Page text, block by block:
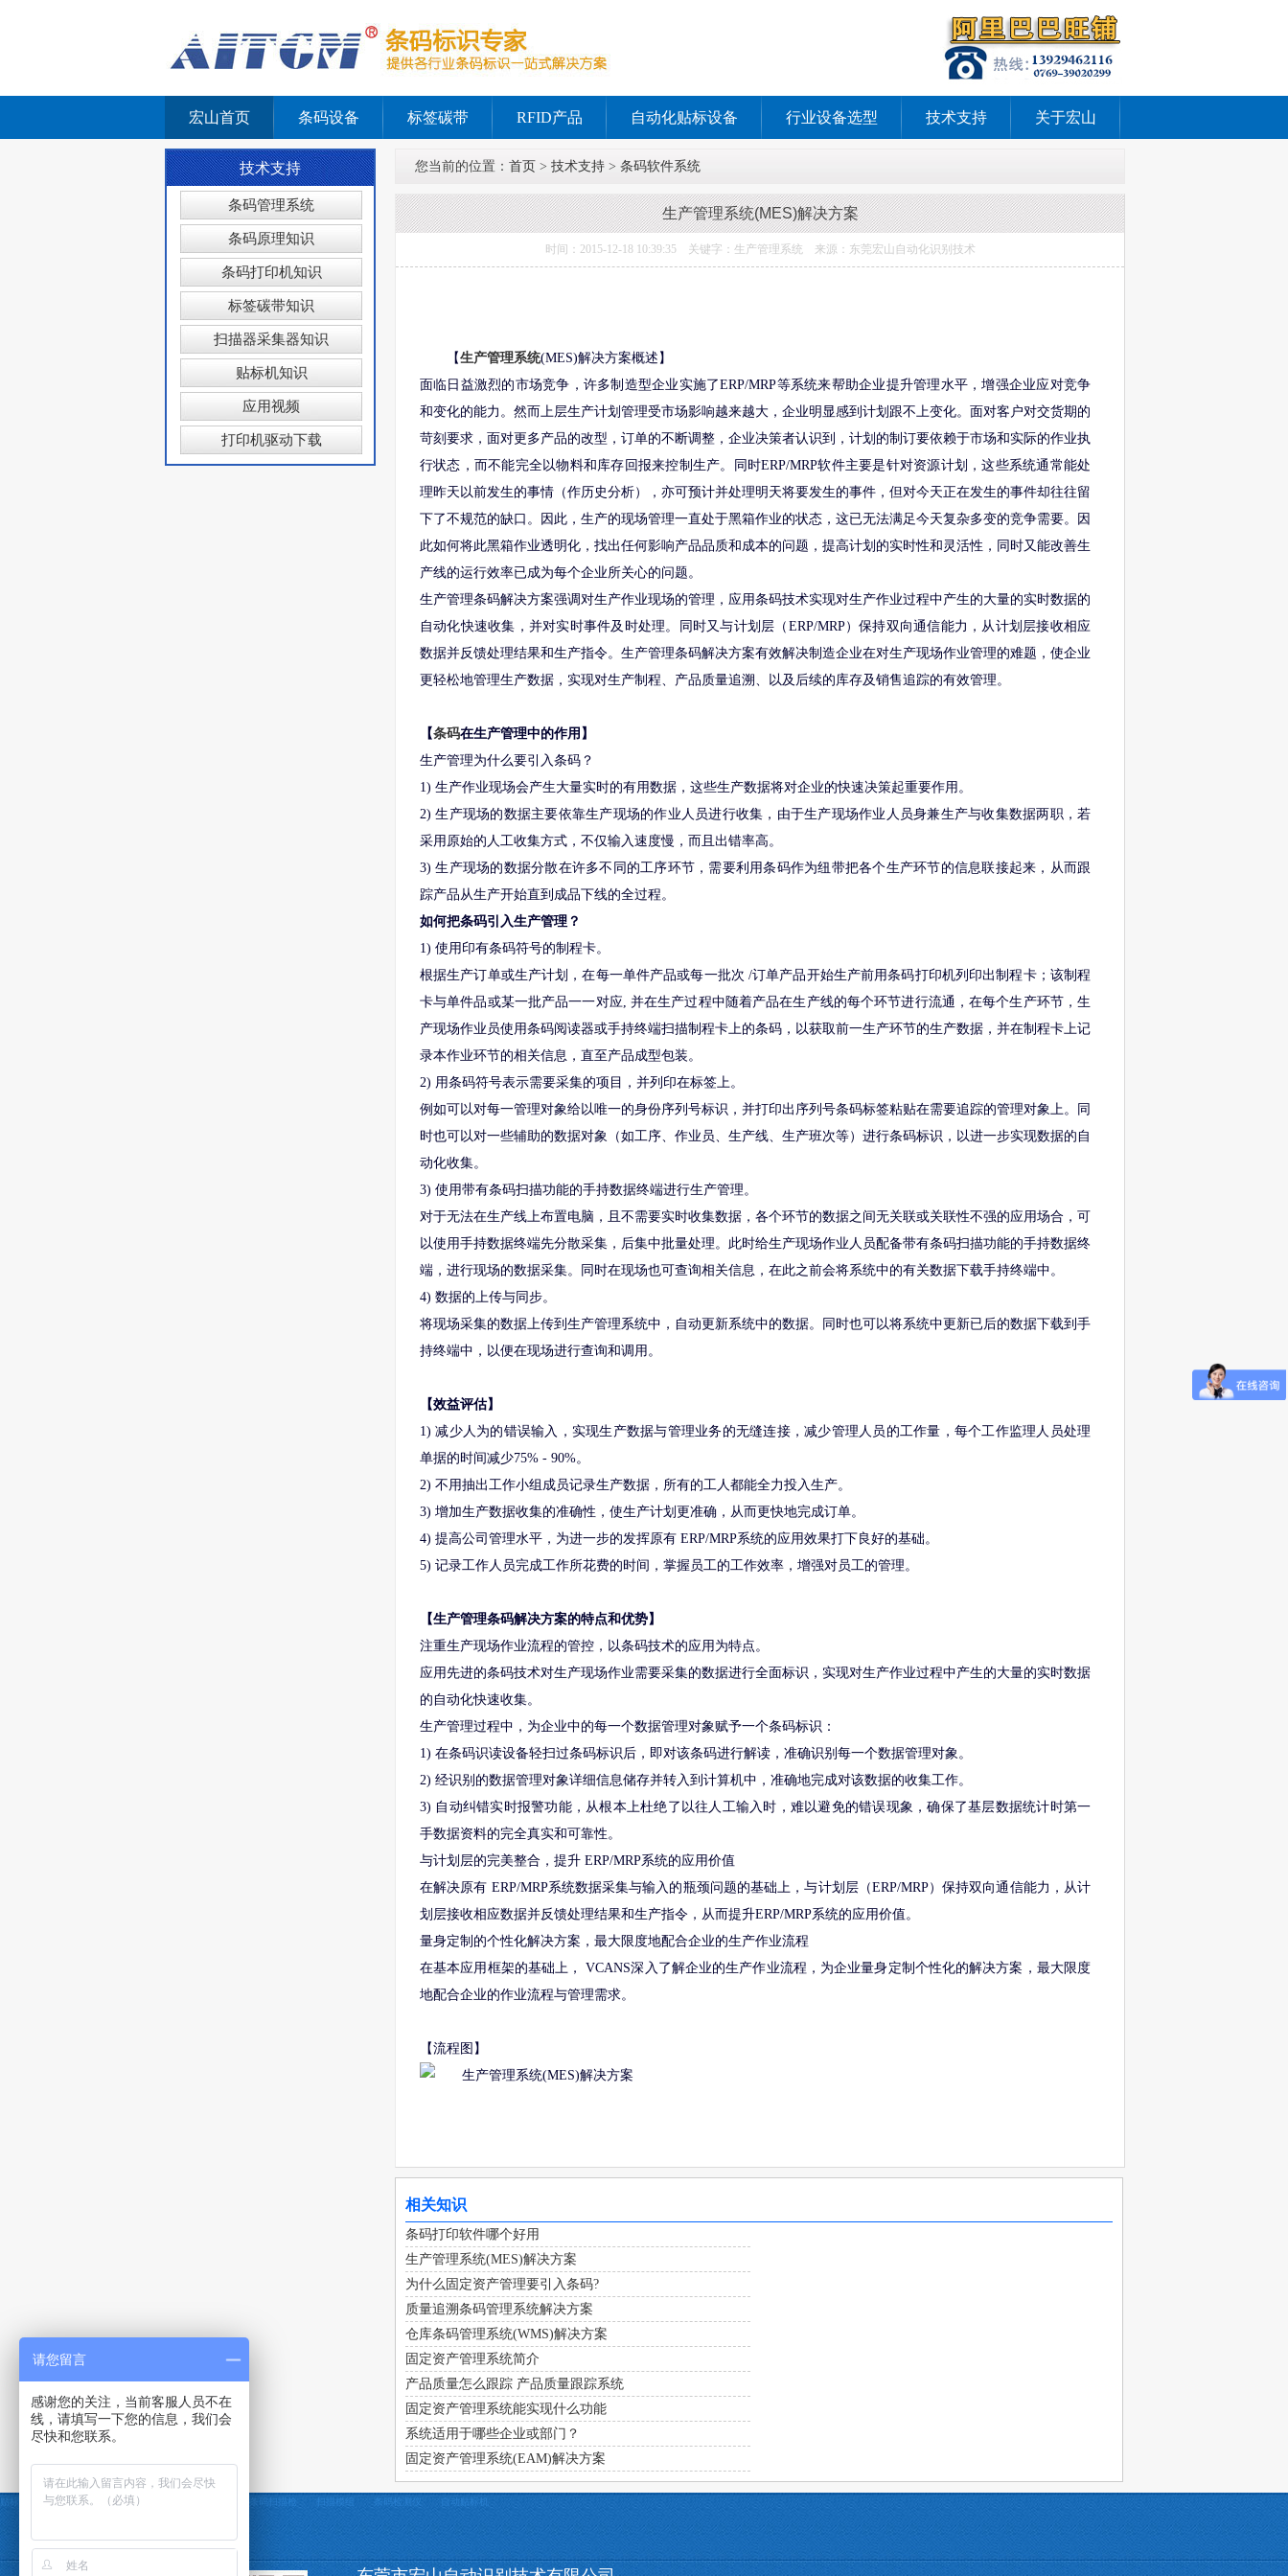
宏山首页 条码设备 标签碳带 RFID产品 自动化贴标设备 行业设备选型 技术支持 关于宏山
技术支持
条码管理系统
条码原理知识
条码打印机知识
标签碳带知识
扫描器采集器知识
贴标机知识
应用视频
打印机驱动下载
您当前的位置： 首页 > 技术支持 > 条码软件系统
生产管理系统(MES)解决方案
时间：2015-12-18 10:39:35 关键字：生产管理系统 来源：东莞宏山自动化识别技术
【生产管理系统(MES)解决方案概述】
面临日益激烈的市场竞争，许多制造型企业实施了ERP/MRP等系统来帮助企业提升管理水平，增强企业应对竞争
和变化的能力。然而上层生产计划管理受市场影响越来越大，企业明显感到计划跟不上变化。面对客户对交货期的
苛刻要求，面对更多产品的改型，订单的不断调整，企业决策者认识到，计划的制订要依赖于市场和实际的作业执
行状态，而不能完全以物料和库存回报来控制生产。同时ERP/MRP软件主要是针对资源计划，这些系统通常能处
理昨天以前发生的事情（作历史分析），亦可预计并处理明天将要发生的事件，但对今天正在发生的事件却往往留
下了不规范的缺口。因此，生产的现场管理一直处于黑箱作业的状态，这已无法满足今天复杂多变的竞争需要。因
此如何将此黑箱作业透明化，找出任何影响产品品质和成本的问题，提高计划的实时性和灵活性，同时又能改善生
产线的运行效率已成为每个企业所关心的问题。
生产管理条码解决方案强调对生产作业现场的管理，应用条码技术实现对生产作业过程中产生的大量的实时数据的
自动化快速收集，并对实时事件及时处理。同时又与计划层（ERP/MRP）保持双向通信能力，从计划层接收相应
数据并反馈处理结果和生产指令。生产管理条码解决方案有效解决制造企业在对生产现场作业管理的难题，使企业
更轻松地管理生产数据，实现对生产制程、产品质量追溯、以及后续的库存及销售追踪的有效管理。
【条码在生产管理中的作用】
生产管理为什么要引入条码？
1) 生产作业现场会产生大量实时的有用数据，这些生产数据将对企业的快速决策起重要作用。
2) 生产现场的数据主要依靠生产现场的作业人员进行收集，由于生产现场作业人员身兼生产与收集数据两职，若
采用原始的人工收集方式，不仅输入速度慢，而且出错率高。
3) 生产现场的数据分散在许多不同的工序环节，需要利用条码作为纽带把各个生产环节的信息联接起来，从而跟
踪产品从生产开始直到成品下线的全过程。
如何把条码引入生产管理？
1) 使用印有条码符号的制程卡。
根据生产订单或生产计划，在每一单件产品或每一批次 /订单产品开始生产前用条码打印机列印出制程卡；该制程
卡与单件品或某一批产品一一对应, 并在生产过程中随着产品在生产线的每个环节进行流通，在每个生产环节，生
产现场作业员使用条码阅读器或手持终端扫描制程卡上的条码，以获取前一生产环节的生产数据，并在制程卡上记
录本作业环节的相关信息，直至产品成型包装。
2) 用条码符号表示需要采集的项目，并列印在标签上。
例如可以对每一管理对象给以唯一的身份序列号标识，并打印出序列号条码标签粘贴在需要追踪的管理对象上。同
时也可以对一些辅助的数据对象（如工序、作业员、生产线、生产班次等）进行条码标识，以进一步实现数据的自
动化收集。
3) 使用带有条码扫描功能的手持数据终端进行生产管理。
对于无法在生产线上布置电脑，且不需要实时收集数据，各个环节的数据之间无关联或关联性不强的应用场合，可
以使用手持数据终端先分散采集，后集中批量处理。此时给生产现场作业人员配备带有条码扫描功能的手持数据终
端，进行现场的数据采集。同时在现场也可查询相关信息，在此之前会将系统中的有关数据下载手持终端中。
4) 数据的上传与同步。
将现场采集的数据上传到生产管理系统中，自动更新系统中的数据。同时也可以将系统中更新已后的数据下载到手
持终端中，以便在现场进行查询和调用。
【效益评估】
1) 减少人为的错误输入，实现生产数据与管理业务的无缝连接，减少管理人员的工作量，每个工作监理人员处理
单据的时间减少75% - 90%。
2) 不用抽出工作小组成员记录生产数据，所有的工人都能全力投入生产。
3) 增加生产数据收集的准确性，使生产计划更准确，从而更快地完成订单。
4) 提高公司管理水平，为进一步的发挥原有 ERP/MRP系统的应用效果打下良好的基础。
5) 记录工作人员完成工作所花费的时间，掌握员工的工作效率，增强对员工的管理。
【生产管理条码解决方案的特点和优势】
注重生产现场作业流程的管控，以条码技术的应用为特点。
应用先进的条码技术对生产现场作业需要采集的数据进行全面标识，实现对生产作业过程中产生的大量的实时数据
的自动化快速收集。
生产管理过程中，为企业中的每一个数据管理对象赋予一个条码标识：
1) 在条码识读设备轻扫过条码标识后，即对该条码进行解读，准确识别每一个数据管理对象。
2) 经识别的数据管理对象详细信息储存并转入到计算机中，准确地完成对该数据的收集工作。
3) 自动纠错实时报警功能，从根本上杜绝了以往人工输入时，难以避免的错误现象，确保了基层数据统计时第一
手数据资料的完全真实和可靠性。
与计划层的完美整合，提升 ERP/MRP系统的应用价值
在解决原有 ERP/MRP系统数据采集与输入的瓶颈问题的基础上，与计划层（ERP/MRP）保持双向通信能力，从计
划层接收相应数据并反馈处理结果和生产指令，从而提升ERP/MRP系统的应用价值。
量身定制的个性化解决方案，最大限度地配合企业的生产作业流程
在基本应用框架的基础上， VCANS深入了解企业的生产作业流程，为企业量身定制个性化的解决方案，最大限度
地配合企业的作业流程与管理需求。
【流程图】
相关知识
条码打印软件哪个好用
生产管理系统(MES)解决方案
为什么固定资产管理要引入条码?
质量追溯条码管理系统解决方案
仓库条码管理系统(WMS)解决方案
固定资产管理系统简介
产品质量怎么跟踪 产品质量跟踪系统
固定资产管理系统能实现什么功能
系统适用于哪些企业或部门？
固定资产管理系统(EAM)解决方案
贴标机 定制贴标机 条码打印机 条码扫描枪 扫描模组 条码检测仪 自动贴标机
请您留言
感谢您的关注，当前客服人员不在
线，请填写一下您的信息，我们会
尽快和您联系。